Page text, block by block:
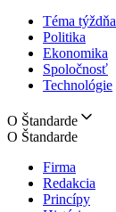
Téma týždňa
Politika
Ekonomika
Spoločnosť
Technológie
O Štandarde
O Štandarde
Firma
Redakcia
Princípy